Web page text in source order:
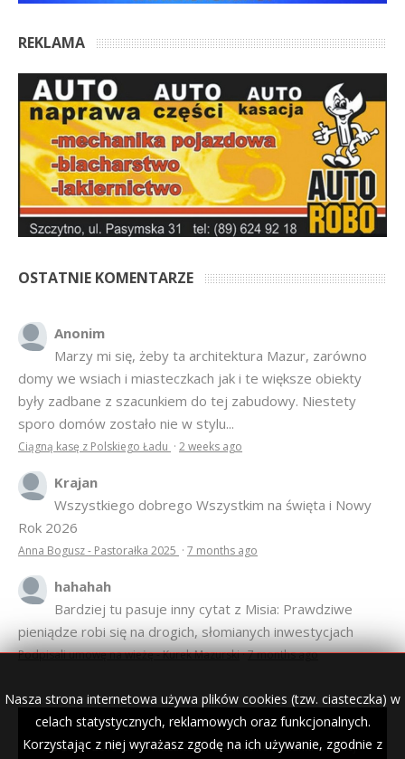
REKLAMA
Anonim
Marzy mi się, żeby ta architektura Mazur, zarówno
domy we wsiach i miasteczkach jak i te większe obiekty
były zadbane z szacunkiem do tej zabudowy. Niestety
sporo domów zostało nie w stylu...
Ciągną kasę z Polskiego Ładu
Krajan
Wszystkiego dobrego Wszystkim na święta i Nowy
Rok 2026
Anna Bogusz - Pastorałka 2025
hahahah
Bardziej tu pasuje inny cytat z Misia: Prawdziwe
Nasza strona internetowa używa plików cookies (tzw. ciasteczka) w
celach statystycznych, reklamowych oraz funkcjonalnych.
Korzystając z niej wyrażasz zgodę na ich używanie, zgodnie z